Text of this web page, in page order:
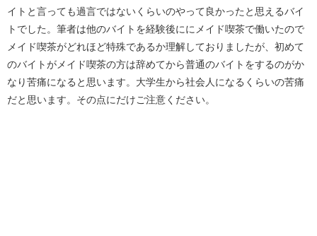
イトと言っても過言ではないくらいのやって良かったと思えるバイ
トでした。筆者は他のバイトを経験後ににメイド喫茶で働いたので
メイド喫茶がどれほど特殊であるか理解しておりましたが、初めて
のバイトがメイド喫茶の方は辞めてから普通のバイトをするのがか
なり苦痛になると思います。大学生から社会人になるくらいの苦痛
だと思います。その点にだけご注意ください。